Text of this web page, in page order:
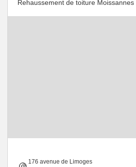
Rehaussement de toiture Moissannes
176 avenue de Limoges